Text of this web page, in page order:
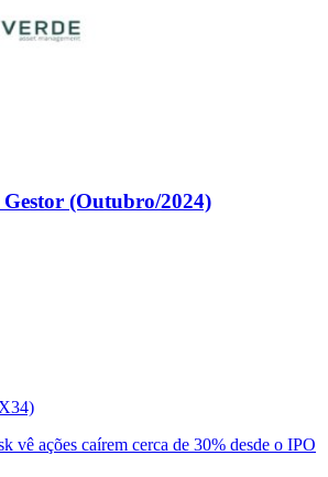
(Outubro/2024)
vê ações caírem cerca de 30% desde o IPO